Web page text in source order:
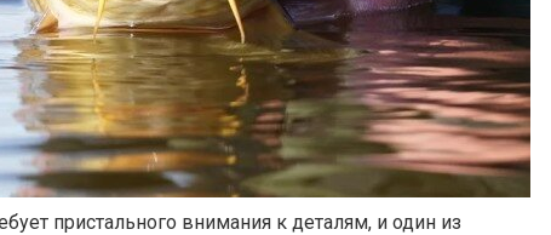
пристального внимания к деталям, и один из